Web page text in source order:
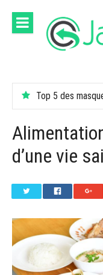
contenu
d’une vie